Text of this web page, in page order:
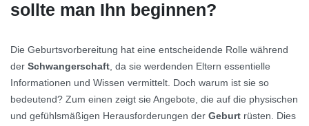
sollte man Ihn beginnen?
Die Geburtsvorbereitung hat eine entscheidende Rolle während
der Schwangerschaft, da sie werdenden Eltern essentielle
Informationen und Wissen vermittelt. Doch warum ist sie so
bedeutend? Zum einen zeigt sie Angebote, die auf die physischen
und gefühlsmäßigen Herausforderungen der Geburt rüsten. Dies